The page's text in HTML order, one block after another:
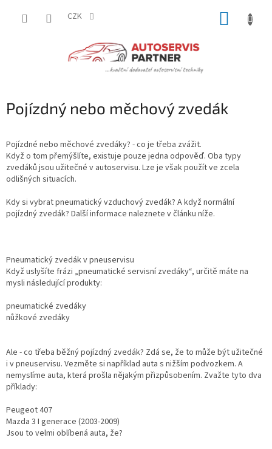
CZK
Pojízdný nebo měchový zvedák
Pojízdné nebo měchové zvedáky? - co je třeba zvážit.
Když o tom přemýšlíte, existuje pouze jedna odpověď. Oba typy
zvedáků jsou užitečné v autoservisu. Lze je však použít ve zcela
odlišných situacích.
Kdy si vybrat pneumatický vzduchový zvedák? A když normální
pojízdný zvedák? Další informace naleznete v článku níže.
Pneumatický zvedák v pneuservisu
Když uslyšíte frázi „pneumatické servisní zvedáky“, určitě máte na
mysli následující produkty:
pneumatické zvedáky
nůžkové zvedáky
Ale - co třeba běžný pojízdný zvedák? Zdá se, že to může být užitečné
i v pneuservisu. Vezměte si například auta s nižším podvozkem. A
nemyslíme auta, která prošla nějakým přizpůsobením. Zvažte tyto dva
příklady:
Peugeot 407
Mazda 3 I generace (2003-2009)
Jsou to velmi oblíbená auta, že?